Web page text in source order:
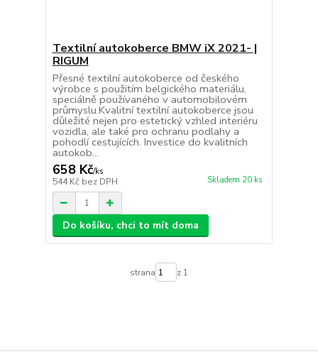
Textilní autokoberce BMW iX 2021- |
RIGUM
Přesné textilní autokoberce od českého
výrobce s použitím belgického materiálu,
speciálně používaného v automobilovém
průmyslu.Kvalitní textilní autokoberce jsou
důležité nejen pro estetický vzhled interiéru
vozidla, ale také pro ochranu podlahy a
pohodlí cestujících. Investice do kvalitních
autokob...
658 Kč/ks
544 Kč bez DPH Skladem 20 ks
Do košíku, chci to mít doma
strana z 1